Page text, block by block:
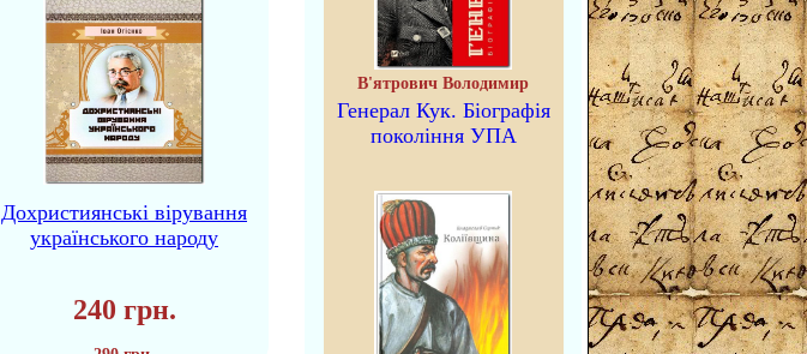
Дохристиянські вірування
українського народу
240 грн.
В'ятрович Володимир
Генерал Кук. Біографія
покоління УПА